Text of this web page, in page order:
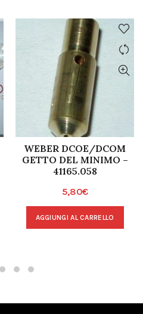
WEBER DCOE/DCOM
GETTO DEL MINIMO –
41165.058
5,80€
AGGIUNGI AL CARRELLO